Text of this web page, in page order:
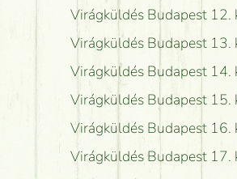
Virágküldés Budapest 12.
Virágküldés Budapest 13.
Virágküldés Budapest 14.
Virágküldés Budapest 15.
Virágküldés Budapest 16.
Virágküldés Budapest 17.